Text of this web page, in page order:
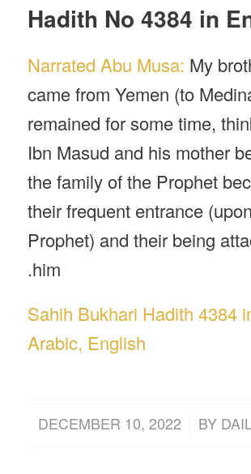
Hadith No 4384 in
Narrated Abu Musa: My
came from Yemen (to
remained for some time,
Ibn Masud and his mother
the family of the Prophet
their frequent entrance
Prophet) and their being
him.
Sahih Bukhari Hadith 4384
Arabic, English
DECEMBER 10, 2022
/ BY